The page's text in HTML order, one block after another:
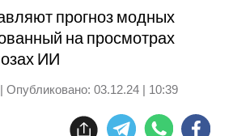
прогноз модных
на просмотрах
ИИ
| Опубликовано: 03.12.24 | 10:39